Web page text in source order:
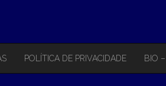
POLÍTICA DE PRIVACIDADE BIO